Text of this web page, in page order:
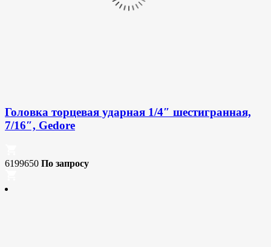
Головка торцевая ударная 1/4″ шестигранная,
7/16″, Gedore
6199650 По запросу